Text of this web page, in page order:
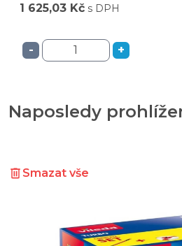
1 625,03 Kč s DPH
- +
Naposledy
Smazat vše